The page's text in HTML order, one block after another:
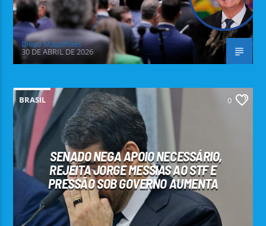
Diego Magalhães
30 DE ABRIL DE 2026
BRASIL 0
SENADO NEGA APOIO NECESSÁRIO,
REJEITA JORGE MESSIAS AO STF E
PRESSÃO SOB GOVERNO AUMENTA